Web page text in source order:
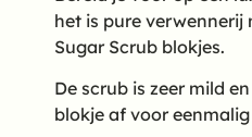
het is pure verwennerij
Sugar Scrub blokjes.
De scrub is zeer mild
blokje af voor